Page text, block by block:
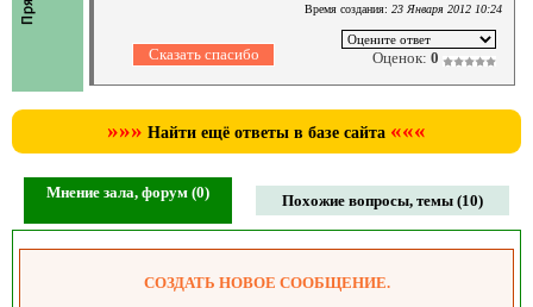
Время создания: 23 Января 2012 10:24
Оценок: 0
»»» Найти ещё ответы в базе сайта «««
Мнение зала, форум (0) Похожие вопросы, темы (10)
СОЗДАТЬ НОВОЕ СООБЩЕНИЕ.